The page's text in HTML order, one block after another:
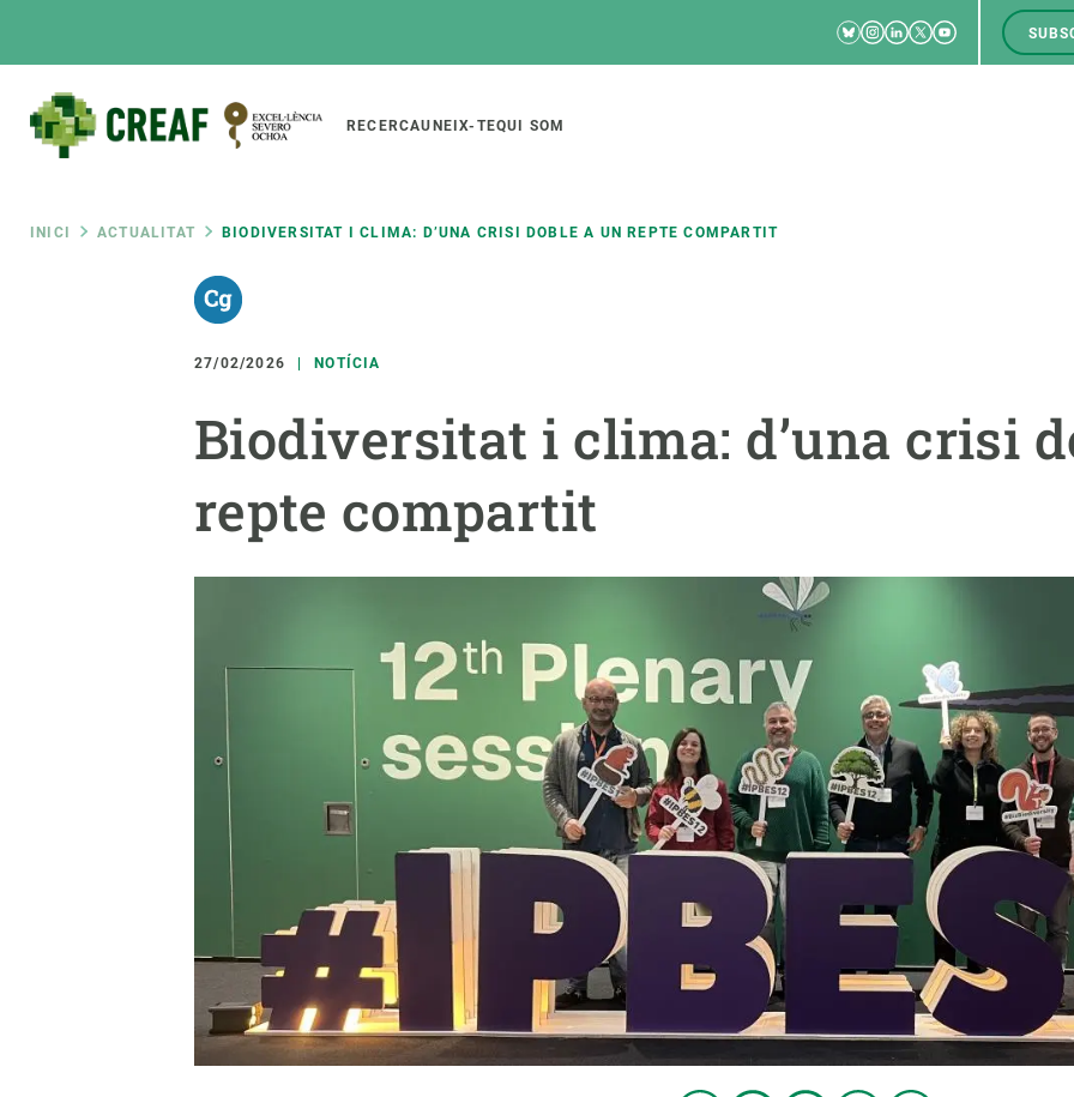
RRSS
Bluesky
Instagram
Linkedin
TwitterYoutube
Main
navigation
RECERCAUNEIX-TEQUI SOM
Fil
d'ariadna
INICI ACTUALITAT BIODIVERSITAT I CLIMA: D’UNA CRISI DOBLE A UN REPTE COMPARTIT
27/02/2026 NOTÍCIA
Biodiversitat i clima: d’una crisi
repte compartit
Featured
responsive
Responsive
menu
SOBRE NOSALTRES
Organització institucional
Infraestructures
Biodiversitat
Funcionament dels ecosistemes
Observació de la terra
Temes transversals
Synthesis Actions
Solucions Oportunitats acadèmiques
Vine de visitant o sabàtic
Segell de bones pràctiques HRS4R
Desenvolupament de carrera
Seminaris i activitats internes
T’oferim formació